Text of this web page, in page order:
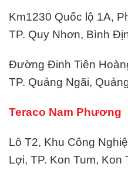
Km1230 Quốc lộ 1A,
TP. Quy Nhơn, Bình
Đường Đinh Tiên
TP. Quảng Ngãi,
Teraco Nam Phương
Lô T2, Khu Công
Lợi, TP. Kon Tum, Kon